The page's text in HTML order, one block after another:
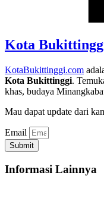
Kota
KotaBukittinggi.com
Kota Bukittinggi.
khas, budaya
Mau dapat update dari
Email
Submit
Informasi Lainnya